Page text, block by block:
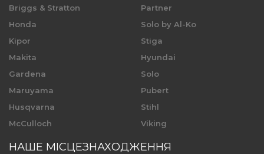
Briggs & Stratton
Honda
Kipor
Makita
Gardena
Maruyama
Husqvarna
McCulloch
Partner
Solo by Al-Ko
Stiga
Hyundai
Solo
Pubert
Stihl
Viking
НАШЕ МІСЦЕЗНАХОДЖЕННЯ